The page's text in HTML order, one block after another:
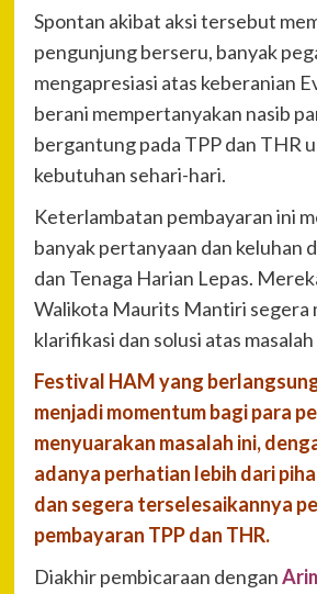
Spontan akibat aksi tersebut
pengunjung berseru, banyak
mengapresiasi atas keberanian
berani mempertanyakan nasib
bergantung pada TPP dan THR
kebutuhan sehari-hari.
Keterlambatan pembayaran ini
banyak pertanyaan dan keluhan
dan Tenaga Harian Lepas.
Walikota Maurits Mantiri segera
klarifikasi dan solusi atas masalah
Festival HAM yang
menjadi momentum bagi para
menyuarakan masalah ini,
adanya perhatian lebih dari
dan segera terselesaikannya
pembayaran TPP dan THR.
Diakhir pembicaraan dengan